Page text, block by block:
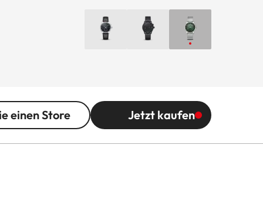
einen Store Jetzt kaufen